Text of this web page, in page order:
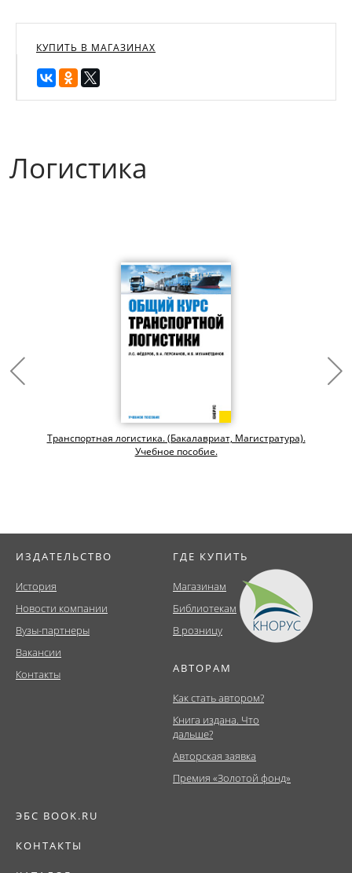
КУПИТЬ В МАГАЗИНАХ
Логистика
Транспортная логистика. (Бакалавриат, Магистратура).
Учебное пособие.
ИЗДАТЕЛЬСТВО
История
Новости компании
Вузы-партнеры
Вакансии
Контакты
ГДЕ КУПИТЬ
Магазинам
Библиотекам
В розницу
АВТОРАМ
Как стать автором?
Книга издана. Что
дальше?
Авторская заявка
Премия «Золотой фонд»
ЭБС BOOK.RU
КОНТАКТЫ